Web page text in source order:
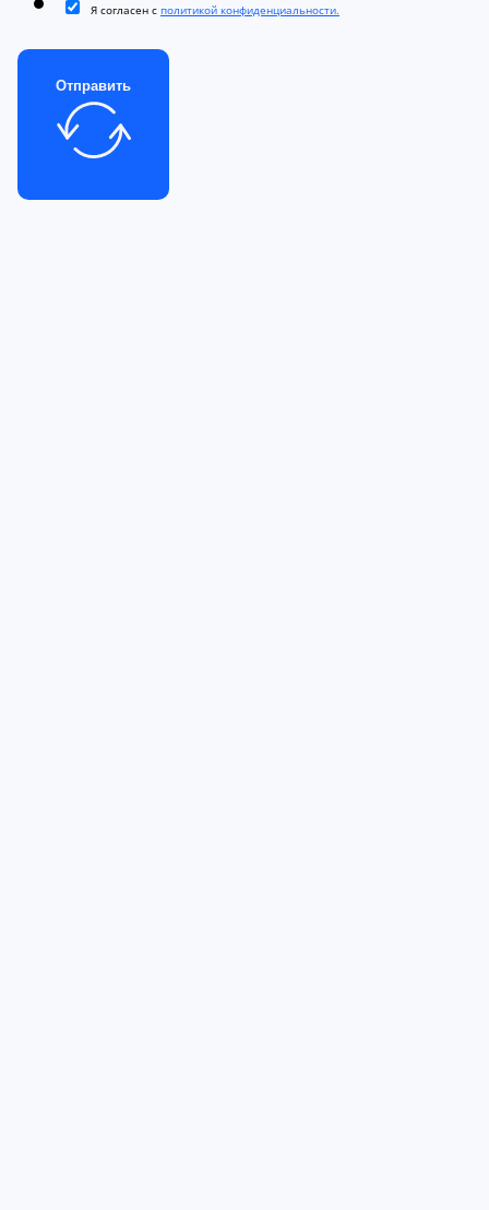
Я согласен с политикой конфиденциальности.
Отправить